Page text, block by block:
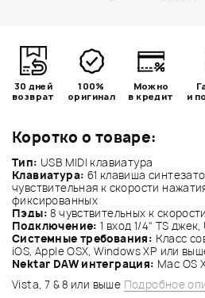
Коротко о товаре:
Тип: USB MIDI клавиатура
Клавиатура: 61 клавиша
чувствительная к скорости
фиксированных
Пэды:8 чувствительных к
Подключение:1 вход 1/4" TS
Системные требования: Класс
iOS, Apple OSX, Windows XP или
Nektar DAW интеграция: Mac OS
Vista, 7 & 8 или выше Подробное
30 дней
возврат
100%
оригинал
Можно
в кредит
и